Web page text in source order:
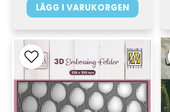
LÄGG I VARUKORGEN